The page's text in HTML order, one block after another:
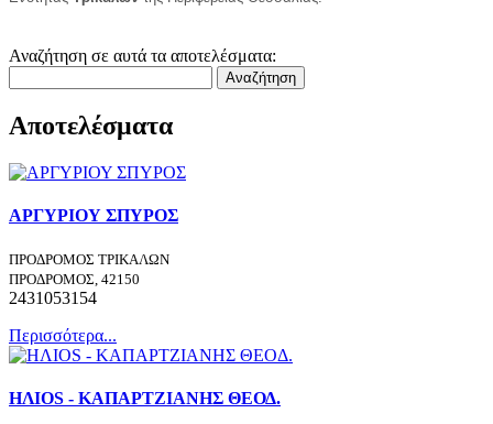
Αναζήτηση σε αυτά τα αποτελέσματα:
Αναζήτηση
Αποτελέσματα
ΑΡΓΥΡΙΟΥ ΣΠΥΡΟΣ
ΠΡΟΔΡΟΜΟΣ ΤΡΙΚΑΛΩΝ
ΠΡΟΔΡΟΜΟΣ, 42150
2431053154
Περισσότερα...
ΗΛΙΟS - ΚΑΠΑΡΤΖΙΑΝΗΣ ΘΕΟΔ.